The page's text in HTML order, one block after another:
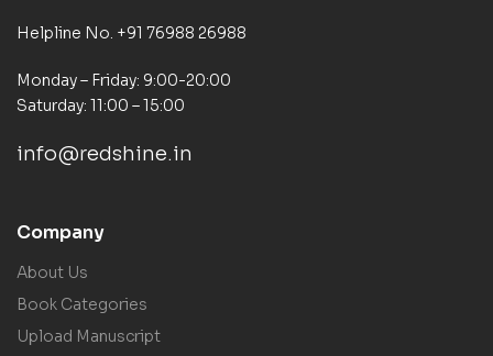
Helpline No. +91 76988 26988
Monday – Friday: 9:00-20:00
Saturday: 11:00 – 15:00
info@redshine.in
Company
About Us
Book Categories
Upload Manuscript